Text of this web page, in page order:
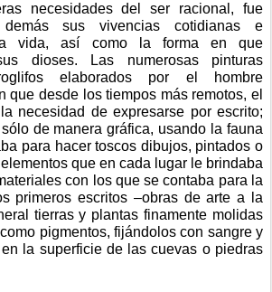
necesidades del ser racional, fue
sus vivencias cotidianas e
vida, así como la forma en que
dioses. Las numerosas pinturas
elaborados por el hombre
que desde los tiempos más remotos, el
necesidad de expresarse por escrito;
de manera gráfica, usando la fauna
para hacer toscos dibujos, pintados o
que en cada lugar le brindaba
con los que se contaba para la
primeros escritos –obras de arte a la
tierras y plantas finamente molidas
pigmentos, fijándolos con sangre y
la superficie de las cuevas o piedras